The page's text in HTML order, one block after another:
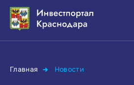
Главная Новости